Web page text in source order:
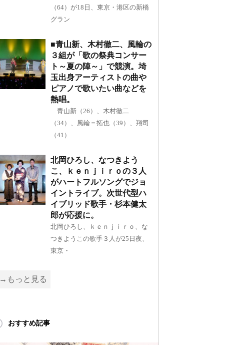
（64）が18日、東京・港区の新橋
グラン
■青山新、木村徹二、風輪の
３組が「歌の祭典コンサー
ト～夏の陣～」で競演。埼
玉出身アーティストの曲や
ピアノで歌いたい曲などを
熱唱。
青山新（26）、木村徹二
（34）、風輪＝拓也（39）、翔司
（41）
北岡ひろし、なつきよう
こ、ｋｅｎｊｉｒｏの３人
がハートフルソングでジョ
イントライブ。次世代型ハ
イブリッド歌手・杉本健太
郎が応援に。
北岡ひろし、ｋｅｎｊｉｒｏ、な
つきようこの歌手３人が25日夜、
東京・
→もっと見る
おすすめ記事